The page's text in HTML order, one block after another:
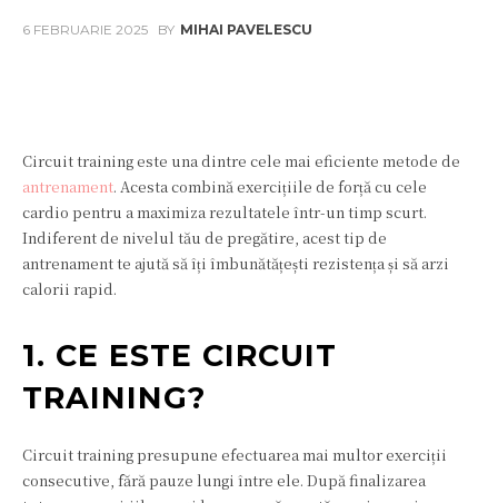
6 FEBRUARIE 2025 BY MIHAI PAVELESCU
Circuit training este una dintre cele mai eficiente metode de
antrenament. Acesta combină exercițiile de forță cu cele
cardio pentru a maximiza rezultatele într-un timp scurt.
Indiferent de nivelul tău de pregătire, acest tip de
antrenament te ajută să îți îmbunătățești rezistența și să arzi
calorii rapid.
1. CE ESTE CIRCUIT
TRAINING?
Circuit training presupune efectuarea mai multor exerciții
consecutive, fără pauze lungi între ele. După finalizarea